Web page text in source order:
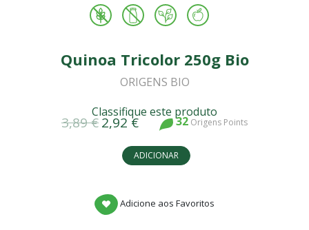
Quinoa Tricolor 250g Bio
ORIGENS BIO
Classifique este produto
3,89 €2,92 € 32 Origens Points
ADICIONAR
Adicione aos Favoritos